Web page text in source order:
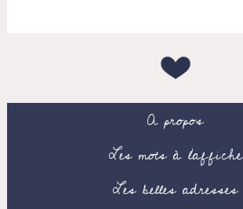
A propos
Les mots à l’affiche
Les belles adresses